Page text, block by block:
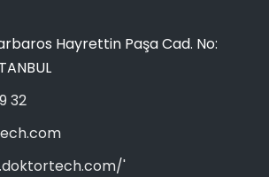
Hayrettin Paşa Cad. No:
32
'